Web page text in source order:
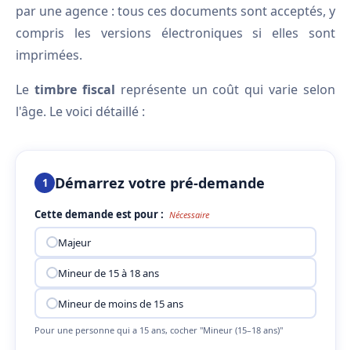
par une agence : tous ces documents sont acceptés, y
compris les versions électroniques si elles sont
imprimées.
Le timbre fiscal représente un coût qui varie selon
l'âge. Le voici détaillé :
1 Démarrez votre pré-demande
Cette demande est pour : Nécessaire
Majeur
Mineur de 15 à 18 ans
Mineur de moins de 15 ans
Pour une personne qui a 15 ans, cocher "Mineur (15–18 ans)"